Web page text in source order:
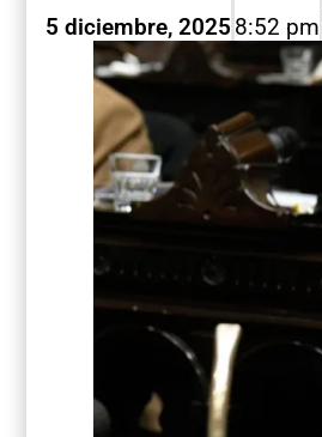
5 diciembre, 2025 8:52 pm